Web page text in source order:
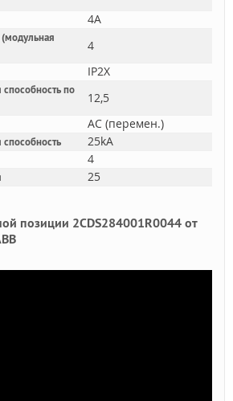
4A
4
IP2X
по
12,5
AC (перемен.)
25kA
4
25
позиции 2CDS284001R0044 от